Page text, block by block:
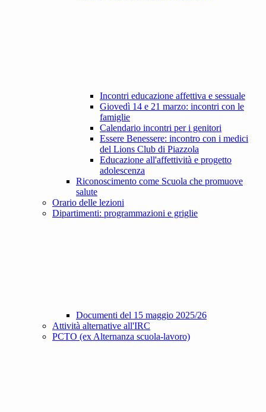
Incontri educazione affettiva e sessuale
Giovedì 14 e 21 marzo: incontri con le
famiglie
Calendario incontri per i genitori
Essere Benessere: incontro con i medici
del Lions Club di Piazzola
Educazione all'affettività e progetto
adolescenza
Riconoscimento come Scuola che promuove
salute
Orario delle lezioni
Dipartimenti: programmazioni e griglie
Documenti del 15 maggio 2025/26
Attività alternative all'IRC
PCTO (ex Alternanza scuola-lavoro)